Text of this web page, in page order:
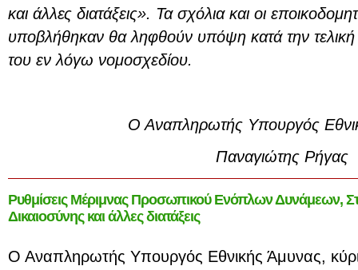
και άλλες διατάξεις». Τα σχόλια και οι
υποβλήθηκαν θα ληφθούν υπόψη κατά την
του εν λόγω νομοσχεδίου.
Ο Αναπληρωτής Υπουργός
Παναγιώτης Ρήγας
Ρυθμίσεις Μέριμνας Προσωπικού Ενόπλων Δυνάμεων,
Δικαιοσύνης και άλλες διατάξεις
Ο Αναπληρωτής Υπουργός Εθνικής Άμυνας,